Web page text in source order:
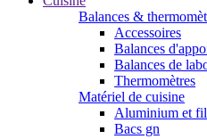
Balances &
Accessoires
Balances
Balances de
Thermomètres
Matériel de cuisine
Aluminium et
Bacs gn